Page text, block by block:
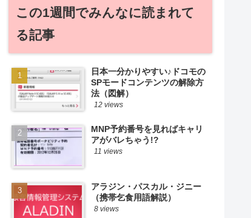
かおるが調べた案件をこっ
そ...
この1週間でみんなに読まれて
る記事
日本一分かりやすい♪ドコモの
SPモードコンテンツの解除方
法（図解）
12 views
MNP予約番号を見ればキャリ
アがバレちゃう!?
11 views
アラジン・パスカル・ジニー
（携帯乞食用語解説）
8 views